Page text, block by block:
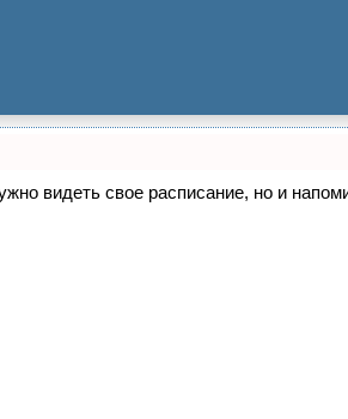
видеть свое расписание, но и